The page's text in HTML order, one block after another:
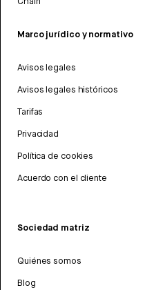
Marco jurídico y normativo
Avisos legales
Avisos legales históricos
Tarifas
Privacidad
Política de cookies
Acuerdo con el cliente
Sociedad matriz
Quiénes somos
Blog